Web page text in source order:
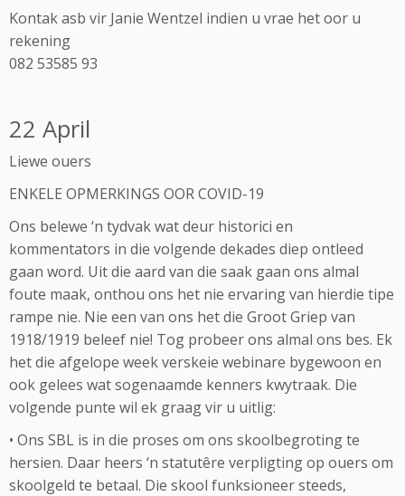
Kontak asb vir Janie Wentzel indien u vrae het oor u
rekening
082 53585 93
22 April
Liewe ouers
ENKELE OPMERKINGS OOR COVID-19
Ons belewe ‘n tydvak wat deur historici en
kommentators in die volgende dekades diep ontleed
gaan word. Uit die aard van die saak gaan ons almal
foute maak, onthou ons het nie ervaring van hierdie tipe
rampe nie. Nie een van ons het die Groot Griep van
1918/1919 beleef nie! Tog probeer ons almal ons bes. Ek
het die afgelope week verskeie webinare bygewoon en
ook gelees wat sogenaamde kenners kwytraak. Die
volgende punte wil ek graag vir u uitlig:
• Ons SBL is in die proses om ons skoolbegroting te
hersien. Daar heers ‘n statutêre verpligting op ouers om
skoolgeld te betaal. Die skool funksioneer steeds,